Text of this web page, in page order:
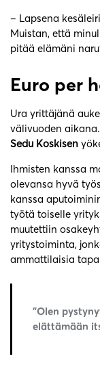
– Lapsena
Muistan, että
pitää elämäni
Euro per
Ura yrittäjänä
välivuoden
Sedu Koskisen
Ihmisten kanssa
olevansa hyvä
kanssa
työtä toiselle
muutettiin
yritystoiminta,
ammattilaisia
”Olen
elättämään